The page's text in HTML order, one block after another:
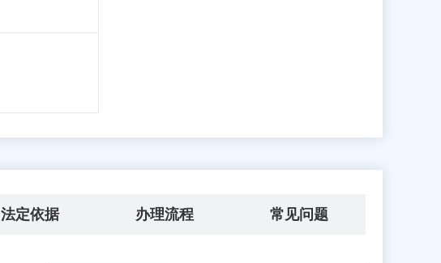
法定依据 办理流程 常见问题